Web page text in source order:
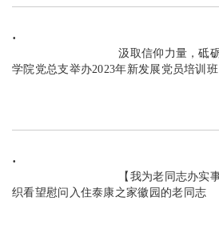
                               汲取信仰力量，砥砺初心使命——少年班
学院党总支举办2023年新发展党员培训班
织看望慰问入住泰康之家徽园的老同志